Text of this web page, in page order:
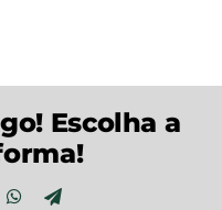
Escolha a
WhatsAppTelegram